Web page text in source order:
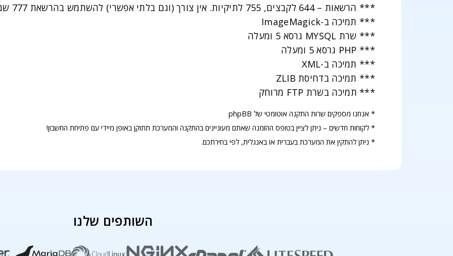
*** הרשאות – 644 לקבצים, 755 לתיקיות. אין צורך (וגם בלתי אפשרי) להשתמש בהרשאת 777 שמהווה בעיית אבטחה.
*** תמיכה ב-ImageMagick
*** שרת MYSQL גרסא 5 ומעלה
*** PHP גרסא 5 ומעלה
*** תמיכה ב-XML
*** תמיכה בדחיסת ZLIB
*** תמיכה בשרת FTP מרוחק
* אנחנו מספקים שרות התקנה אוטומטי של phpBB
* לקוחות חדשים – ניתן לציין בטופס ההזמנה שאתם מעוניינים בהתקנה והמערכת תתוקן באופן מיידי עם פתיחת החשבון!
* ניתן להתקין את המערכת בעברית או באנגלית, לפי בחירתכם.
השותפים שלנו